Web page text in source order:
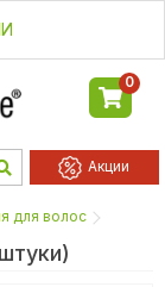
0
Акции
для волос